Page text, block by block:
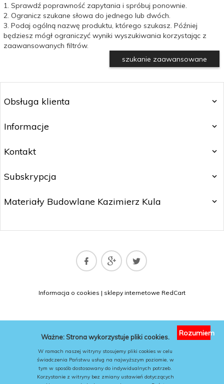
1. Sprawdź poprawność zapytania i spróbuj ponownie.
2. Ogranicz szukane słowa do jednego lub dwóch.
3. Podaj ogólną nazwę produktu, którego szukasz. Później
będziesz mógł ograniczyć wyniki wyszukiwania korzystając z
zaawansowanych filtrów.
szukanie zaawansowane
Obsługa klienta
Informacje
Kontakt
Subskrypcja
Materiały Budowlane Kazimierz Kula
matbud@matbud.pl
Informacja o cookies | sklepy internetowe RedCart
Ważne: Strona wykorzystuje pliki cookies.
W ramach naszej witryny stosujemy pliki cookies w celu
świadczenia Państwu usług na najwyższym poziomie, w
tym w sposób dostosowany do indywidualnych potrzeb.
Korzystanie z witryny bez zmiany ustawień dotyczących
Rozumiem